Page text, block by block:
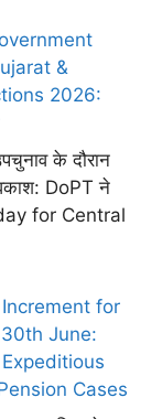
&
2026:
के दौरान
DoPT ने
for Central
for
June:
Cases